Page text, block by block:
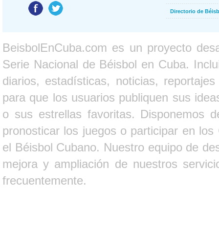
Directorio de
BeisbolEnCuba.com es un proyecto
Serie Nacional de Béisbol en Cuba.
diarios, estadísticas, noticias,
para que los usuarios publiquen sus
o sus estrellas favoritas. Disponemos
pronosticar los juegos o participar en
el Béisbol Cubano. Nuestro equipo de
mejora y ampliación de nuestros
frecuentemente.